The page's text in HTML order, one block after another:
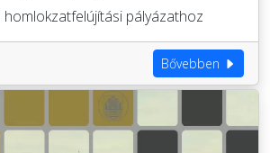
homlokzatfelújítási pályázathoz
Bővebben